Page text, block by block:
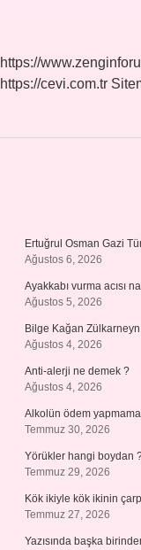
https://
https://cevi.com.tr
Ertuğrul Osman Gazi
Ağustos 6, 2026
Ayakkabı vurma acısı
Ağustos 5, 2026
Bilge Kağan
Ağustos 4, 2026
Anti-alerji ne demek ?
Ağustos 4, 2026
Alkolün ödem
Temmuz 30, 2026
Yörükler hangi boydan
Temmuz 29, 2026
Kök ikiyle kök ikinin
Temmuz 27, 2026
Yazısında başka